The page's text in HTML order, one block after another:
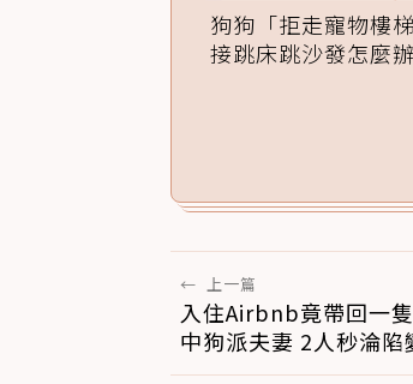
狗狗「拒走寵物樓
接跳床跳沙發怎麼
← 上一篇
入住Airbnb竟帶回一
中狗派夫妻 2人秒淪陷